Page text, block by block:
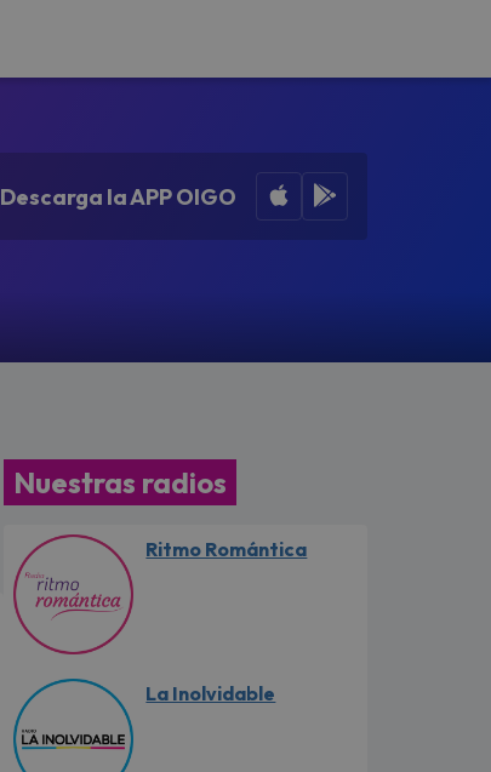
Descarga la APP OIGO Apple App Store
Nuestras radios
Ritmo Romántica
La Inolvidable